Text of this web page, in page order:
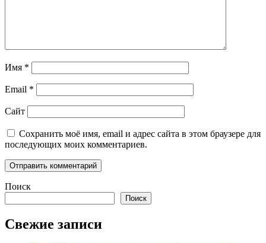
Имя *
Email *
Сайт
Сохранить моё имя, email и адрес сайта в этом браузере для
последующих моих комментариев.
Поиск
Поиск
Свежие записи